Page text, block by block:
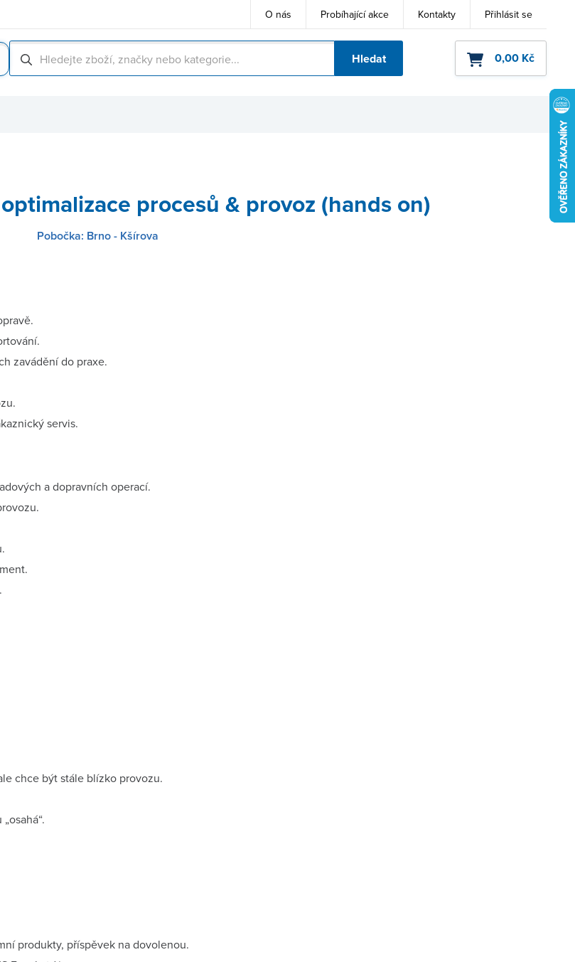
O nás Probíhající akce Kontakty Přihlásit se
Hledat 0,00 Kč
procesů & provoz (hands on)
Pobočka: Brno - Kšírova
zavádění do praxe.
servis.
a dopravních operací.
chce být stále blízko provozu.
produkty, příspěvek na dovolenou.